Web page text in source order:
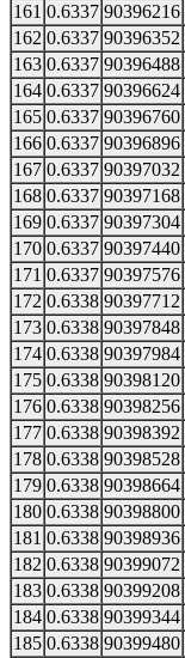
161 0.6337 90396216
162 0.6337 90396352
163 0.6337 90396488
164 0.6337 90396624
165 0.6337 90396760
166 0.6337 90396896
167 0.6337 90397032
168 0.6337 90397168
169 0.6337 90397304
170 0.6337 90397440
171 0.6337 90397576
172 0.6338 90397712
173 0.6338 90397848
174 0.6338 90397984
175 0.6338 90398120
176 0.6338 90398256
177 0.6338 90398392
178 0.6338 90398528
179 0.6338 90398664
180 0.6338 90398800
181 0.6338 90398936
182 0.6338 90399072
183 0.6338 90399208
184 0.6338 90399344
185 0.6338 90399480